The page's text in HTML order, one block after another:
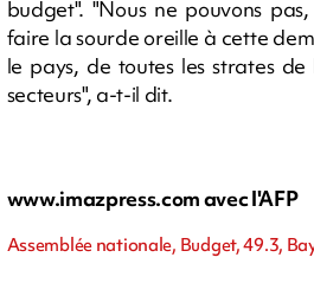
budget". "Nous ne pouvons
faire la sourde oreille à cette
le pays, de toutes les strates
secteurs", a-t-il dit.
www.imazpress.com avec l'AFP
Assemblée nationale, Budget, 49.3,